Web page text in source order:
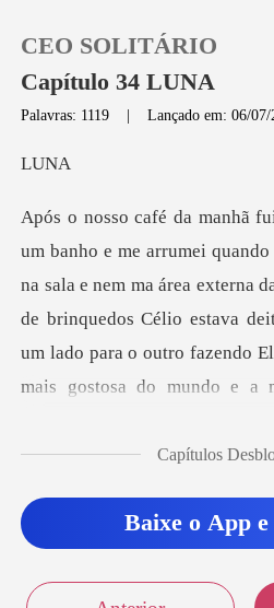
Loja
Histórico
Sair
CEO SOLITÁRIO
Capítulo 34 LUNA
Palavras: 1119 |Lançado em: 06/07/
U
la e nem ma área externa
de brinquedos Célio estava
um lado
Capítulos
Baixe o App